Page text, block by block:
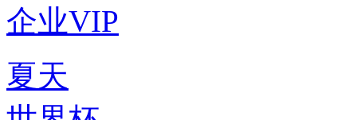
企业VIP
夏天